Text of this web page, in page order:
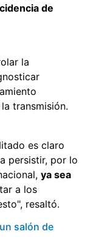
de
la
transmisión.
es claro
persistir, por lo
ya sea
a los
resaltó.
salón de